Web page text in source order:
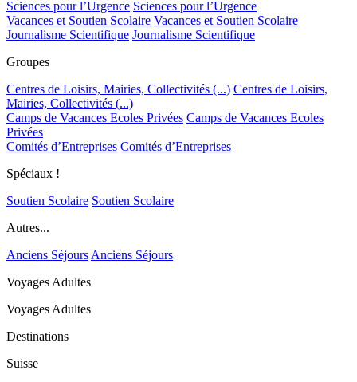
Sciences pour l’Urgence Sciences pour l’Urgence
Vacances et Soutien Scolaire Vacances et Soutien Scolaire
Journalisme Scientifique Journalisme Scientifique
Groupes
Centres de Loisirs, Mairies, Collectivités (...) Centres de Loisirs,
Mairies, Collectivités (...)
Camps de Vacances Ecoles Privées Camps de Vacances Ecoles
Privées
Comités d’Entreprises Comités d’Entreprises
Spéciaux !
Soutien Scolaire Soutien Scolaire
Autres...
Anciens Séjours Anciens Séjours
Voyages Adultes
Voyages Adultes
Destinations
Suisse